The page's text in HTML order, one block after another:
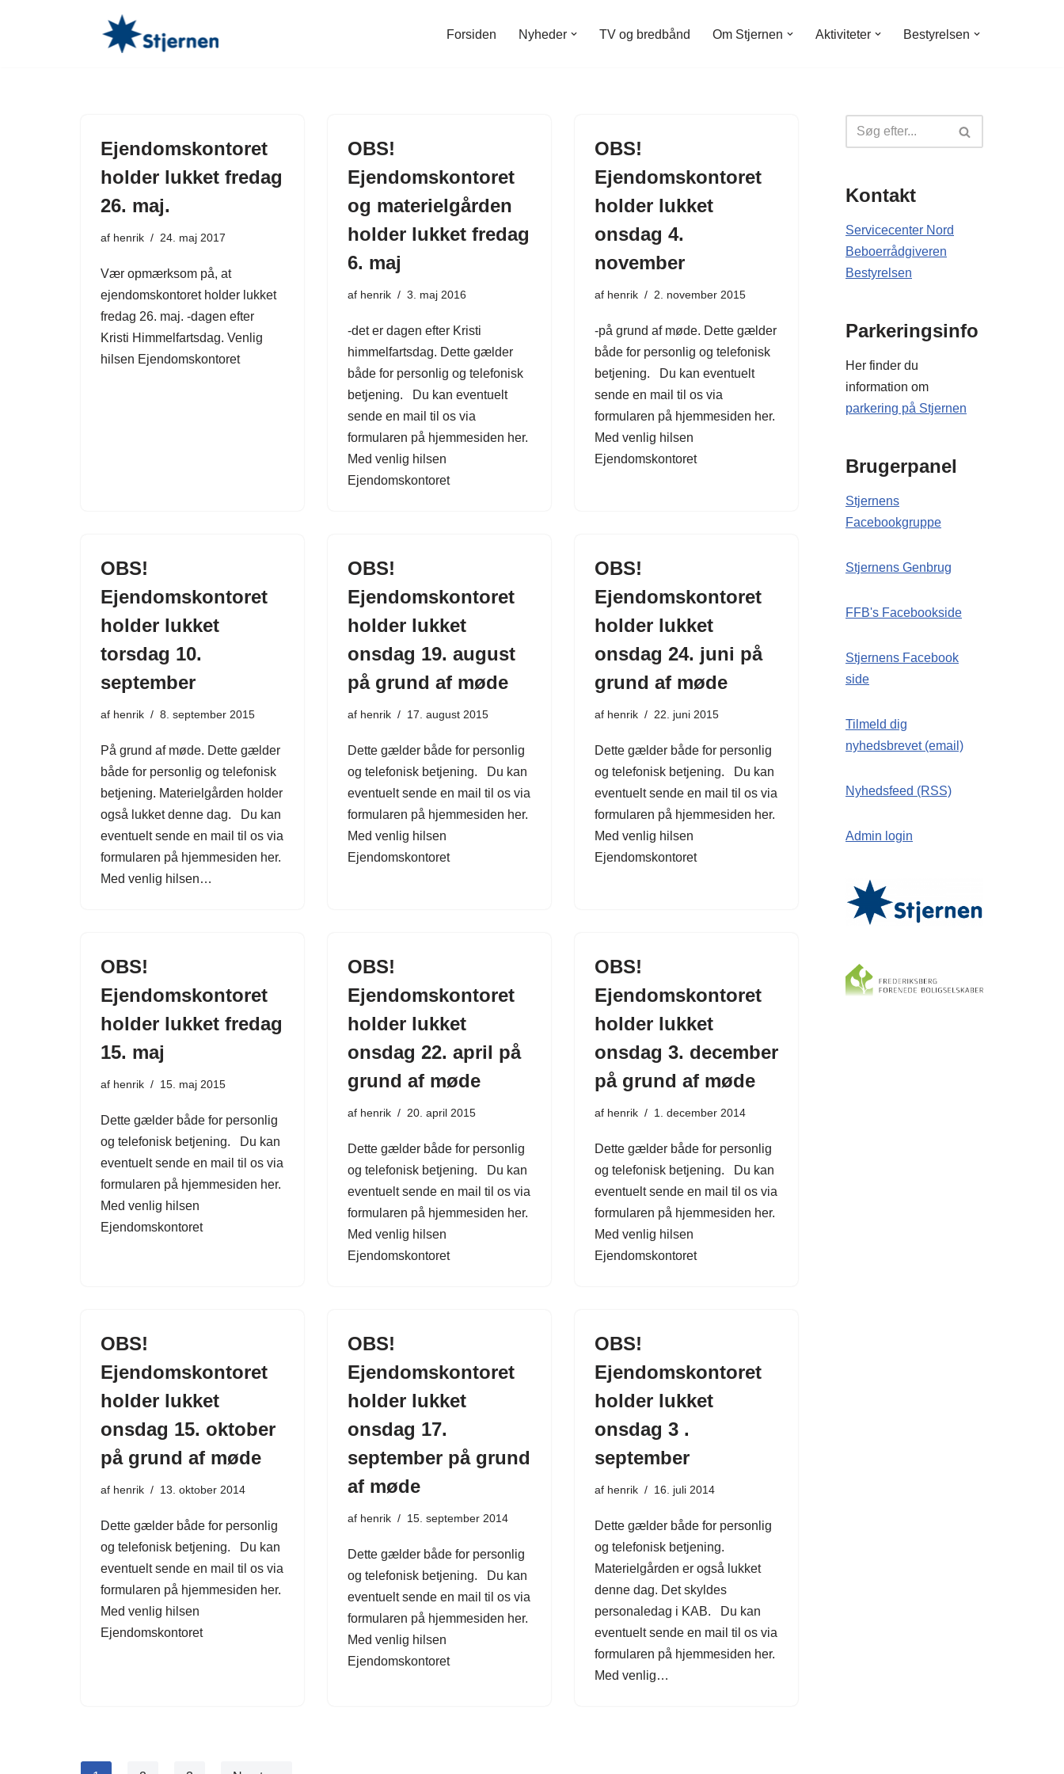
Forsiden Nyheder TV og bredbånd Om Stjernen Aktiviteter Bestyrelsen
Ejendomskontoret
holder lukket fredag
26. maj.
af henrik 24. maj 2017
Vær opmærksom på, at
ejendomskontoret holder lukket
fredag 26. maj. -dagen efter
Kristi Himmelfartsdag. Venlig
hilsen Ejendomskontoret
OBS!
Ejendomskontoret
og materielgården
holder lukket fredag
6. maj
af henrik 3. maj 2016
-det er dagen efter Kristi
himmelfartsdag. Dette gælder
både for personlig og telefonisk
betjening. Du kan eventuelt
sende en mail til os via
formularen på hjemmesiden her.
Med venlig hilsen
Ejendomskontoret
OBS!
Ejendomskontoret
holder lukket
onsdag 4.
november
af henrik 2. november 2015
-på grund af møde. Dette gælder
både for personlig og telefonisk
betjening. Du kan eventuelt
sende en mail til os via
formularen på hjemmesiden her.
Med venlig hilsen
Ejendomskontoret
OBS!
Ejendomskontoret
holder lukket
torsdag 10.
september
af henrik 8. september 2015
På grund af møde. Dette gælder
både for personlig og telefonisk
betjening. Materielgården holder
også lukket denne dag. Du kan
eventuelt sende en mail til os via
formularen på hjemmesiden her.
Med venlig hilsen…
OBS!
Ejendomskontoret
holder lukket
onsdag 19. august
på grund af møde
af henrik 17. august 2015
Dette gælder både for personlig
og telefonisk betjening. Du kan
eventuelt sende en mail til os via
formularen på hjemmesiden her.
Med venlig hilsen
Ejendomskontoret
OBS!
Ejendomskontoret
holder lukket
onsdag 24. juni på
grund af møde
af henrik 22. juni 2015
Dette gælder både for personlig
og telefonisk betjening. Du kan
eventuelt sende en mail til os via
formularen på hjemmesiden her.
Med venlig hilsen
Ejendomskontoret
OBS!
Ejendomskontoret
holder lukket fredag
15. maj
af henrik 15. maj 2015
Dette gælder både for personlig
og telefonisk betjening. Du kan
eventuelt sende en mail til os via
formularen på hjemmesiden her.
Med venlig hilsen
Ejendomskontoret
OBS!
Ejendomskontoret
holder lukket
onsdag 22. april på
grund af møde
af henrik 20. april 2015
Dette gælder både for personlig
og telefonisk betjening. Du kan
eventuelt sende en mail til os via
formularen på hjemmesiden her.
Med venlig hilsen
Ejendomskontoret
OBS!
Ejendomskontoret
holder lukket
onsdag 3. december
på grund af møde
af henrik 1. december 2014
Dette gælder både for personlig
og telefonisk betjening. Du kan
eventuelt sende en mail til os via
formularen på hjemmesiden her.
Med venlig hilsen
Ejendomskontoret
OBS!
Ejendomskontoret
holder lukket
onsdag 15. oktober
på grund af møde
af henrik 13. oktober 2014
Dette gælder både for personlig
og telefonisk betjening. Du kan
eventuelt sende en mail til os via
formularen på hjemmesiden her.
Med venlig hilsen
Ejendomskontoret
OBS!
Ejendomskontoret
holder lukket
onsdag 17.
september på grund
af møde
af henrik 15. september 2014
Dette gælder både for personlig
og telefonisk betjening. Du kan
eventuelt sende en mail til os via
formularen på hjemmesiden her.
Med venlig hilsen
Ejendomskontoret
OBS!
Ejendomskontoret
holder lukket
onsdag 3 .
september
af henrik 16. juli 2014
Dette gælder både for personlig
og telefonisk betjening.
Materielgården er også lukket
denne dag. Det skyldes
personaledag i KAB. Du kan
eventuelt sende en mail til os via
formularen på hjemmesiden her.
Med venlig…
Kontakt
Servicecenter Nord
Beboerrådgiveren
Bestyrelsen
Parkeringsinfo
Her finder du
information om
parkering på Stjernen
Brugerpanel
Stjernens
Facebookgruppe
Stjernens Genbrug
FFB's Facebookside
Stjernens Facebook
side
Tilmeld dig
nyhedsbrevet (email)
Nyhedsfeed (RSS)
Admin login